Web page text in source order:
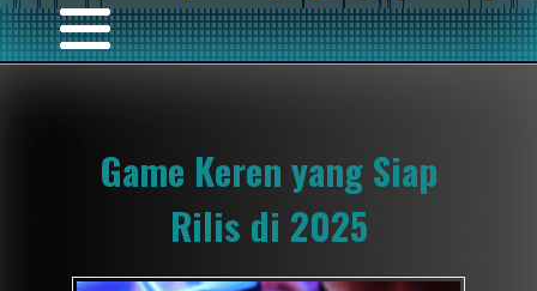
Game Keren yang Siap
Rilis di 2025